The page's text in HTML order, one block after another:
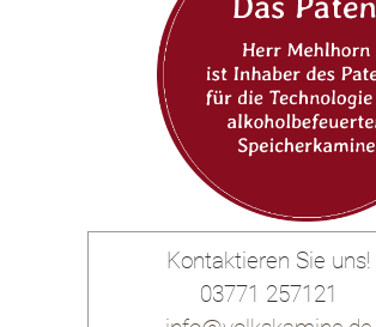
Kontaktieren Sie uns!
03771 257121